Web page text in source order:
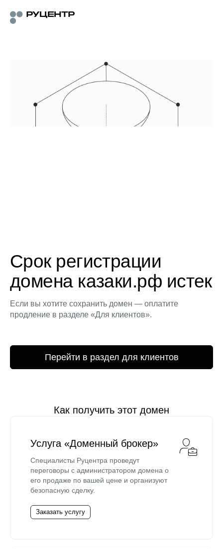
Срок регистрации
домена казаки.рф истек
Если вы хотите сохранить домен — оплатите
продление в разделе «Для клиентов».
Перейти в раздел для клиентов
Как получить этот домен
Услуга «Доменный брокер»
Специалисты Руцентра проведут
переговоры с администратором домена о
его продаже по вашей цене и организуют
безопасную сделку.
Заказать услугу